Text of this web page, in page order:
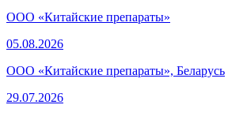
ООО «Китайские препараты»
05.08.2026
ООО «Китайские препараты», Беларусь
29.07.2026